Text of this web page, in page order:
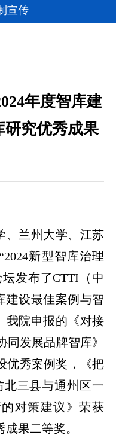
宣传
年度智库建
研究优秀成果
、兰州大学、江苏
新型智库治理
发布了CTTI（中
建设最佳案例与智
我院申报的《对接
同发展品牌智库》
优秀案例奖，《把
三县与通州区一
对策建议》荣获
果二等奖。